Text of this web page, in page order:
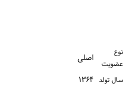
نوع
عضویت
اصلی
سال تولد ۱۳۶۴